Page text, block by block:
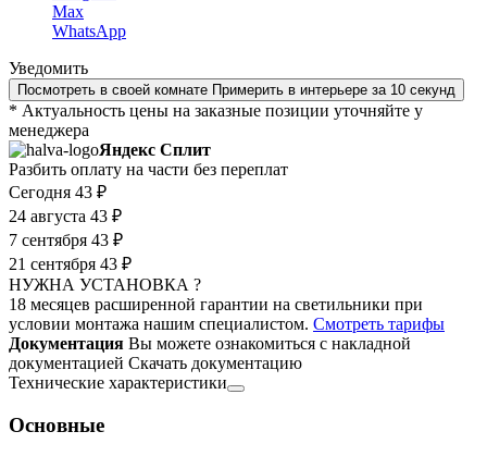
Max
WhatsApp
Уведомить
Посмотреть в своей комнате Примерить в интерьере за 10 секунд
* Актуальность цены на заказные позиции уточняйте у
менеджера
Яндекс Сплит
Разбить оплату на части без переплат
Сегодня 43 ₽
24 августа 43 ₽
7 сентября 43 ₽
21 сентября 43 ₽
НУЖНА УСТАНОВКА ?
18 месяцев расширенной гарантии на светильники при
условии монтажа нашим специалистом. Смотреть тарифы
Документация Вы можете ознакомиться с накладной
документацией Скачать документацию
Технические характеристики
Основные